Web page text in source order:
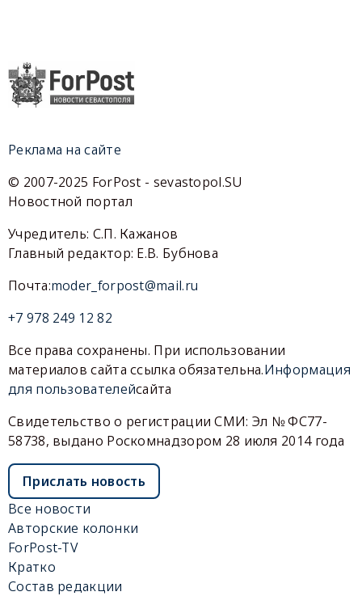
Реклама на сайте
© 2007-2025 ForPost - sevastopol.SU
Новостной портал
Учредитель: С.П. Кажанов
Главный редактор: Е.В. Бубнова
Почта:moder_forpost@mail.ru
+7 978 249 12 82
Все права сохранены. При использовании
материалов сайта ссылка обязательна.Информация
для пользователейсайта
Свидетельство о регистрации СМИ: Эл № ФС77-
58738, выдано Роскомнадзором 28 июля 2014 года
Прислать новость
Все новости
Авторские колонки
ForPost-TV
Кратко
Состав редакции